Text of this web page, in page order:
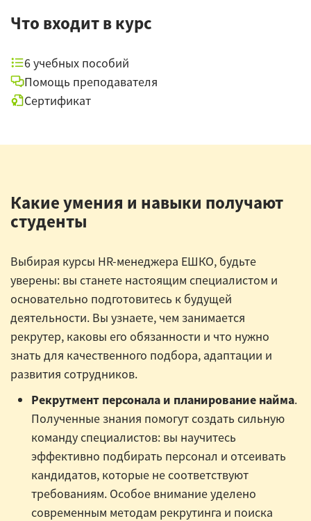
Что входит в курс
6 учебных пособий
Помощь преподавателя
Сертификат
Какие умения и навыки получают
студенты
Выбирая курсы HR-менеджера ЕШКО, будьте
уверены: вы станете настоящим специалистом и
основательно подготовитесь к будущей
деятельности. Вы узнаете, чем занимается
рекрутер, каковы его обязанности и что нужно
знать для качественного подбора, адаптации и
развития сотрудников.
Рекрутмент персонала и планирование найма.
Полученные знания помогут создать сильную
команду специалистов: вы научитесь
эффективно подбирать персонал и отсеивать
кандидатов, которые не соответствуют
требованиям. Особое внимание уделено
современным методам рекрутинга и поиска